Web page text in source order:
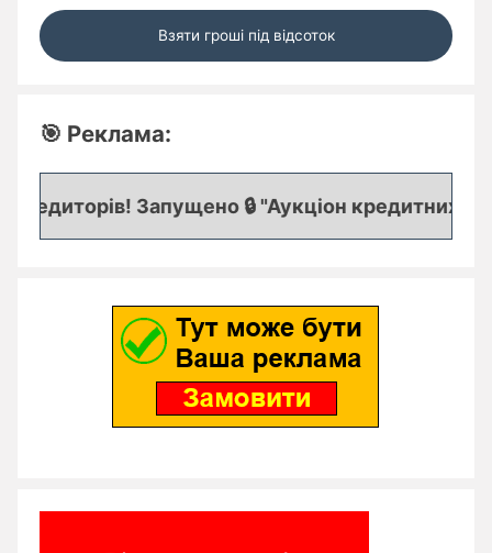
Взяти гроші під відсоток
🎯 Реклама:
Запущено 🔒 "Аукціон кредитних